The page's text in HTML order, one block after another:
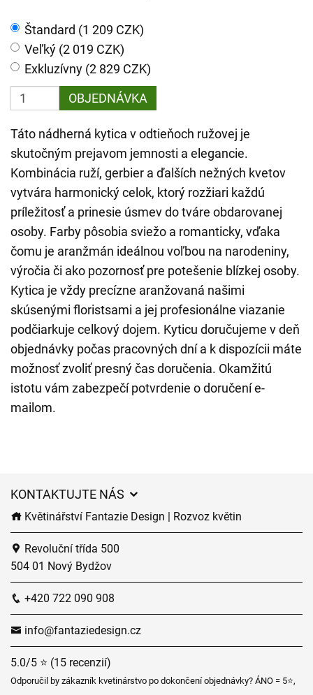
Štandard (1 209 CZK)
Veľký (2 019 CZK)
Exkluzívny (2 829 CZK)
OBJEDNÁVKA
Táto nádherná kytica v odtieňoch ružovej je
skutočným prejavom jemnosti a elegancie.
Kombinácia ruží, gerbier a ďalších nežných kvetov
vytvára harmonický celok, ktorý rozžiari každú
príležitosť a prinesie úsmev do tváre obdarovanej
osoby. Farby pôsobia sviežo a romanticky, vďaka
čomu je aranžmán ideálnou voľbou na narodeniny,
výročia či ako pozornosť pre potešenie blízkej osoby.
Kytica je vždy precízne aranžovaná našimi
skúsenými floristsami a jej profesionálne viazanie
podčiarkuje celkový dojem. Kyticu doručujeme v deň
objednávky počas pracovných dní a k dispozícii máte
možnosť zvoliť presný čas doručenia. Okamžitú
istotu vám zabezpečí potvrdenie o doručení e-
mailom.
KONTAKTUJTE NÁS
Květinářství Fantazie Design | Rozvoz květin
Revoluční třída 500
504 01 Nový Bydžov
+420 722 090 908
info@fantaziedesign.cz
5.0/5 ⭐ (15 recenzií)
Odporučil by zákazník kvetinárstvo po dokončení objednávky? ÁNO = 5⭐,